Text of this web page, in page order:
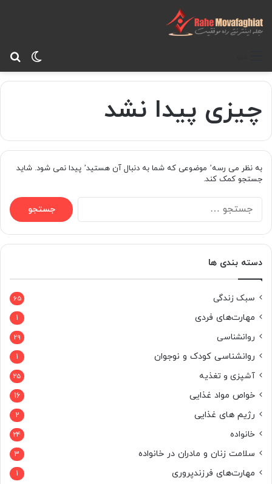
چیزی پیدا نشد
به نظر می رسه’ موضوعی که شما به دنبال آن هستید’ پیدا نمی شود. شاید
جستجو کمک کند.
س
ج
ر
دسته بندی ها
سبک زندگی 65
مهارت‌های فردی 1
روانشناسی 29
روانشناسی کودک و نوجوان 1
آشپزی و تغذیه 25
خواص مواد غذایی 16
رژیم های غذایی 2
خانواده 24
سلامت زنان و مادران در خانواده 3
مهارت‌های فرزندپروری 1